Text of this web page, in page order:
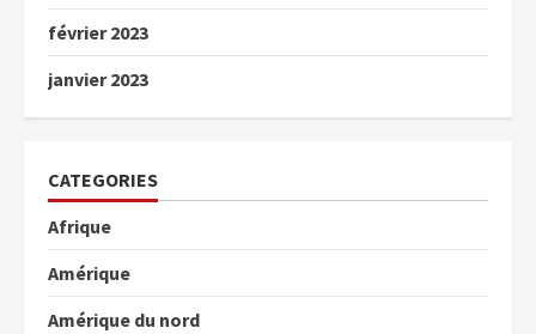
février 2023
janvier 2023
CATEGORIES
Afrique
Amérique
Amérique du nord